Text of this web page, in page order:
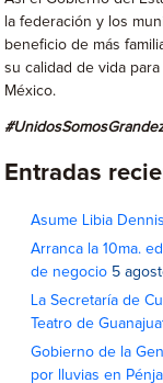
la federación y los
beneficio de más
su calidad de vida
México.
Entradas
Asume Libia
Arranca la 10ma.
de negocio 5
La Secretaría de
Teatro de
Gobierno de la
por lluvias en